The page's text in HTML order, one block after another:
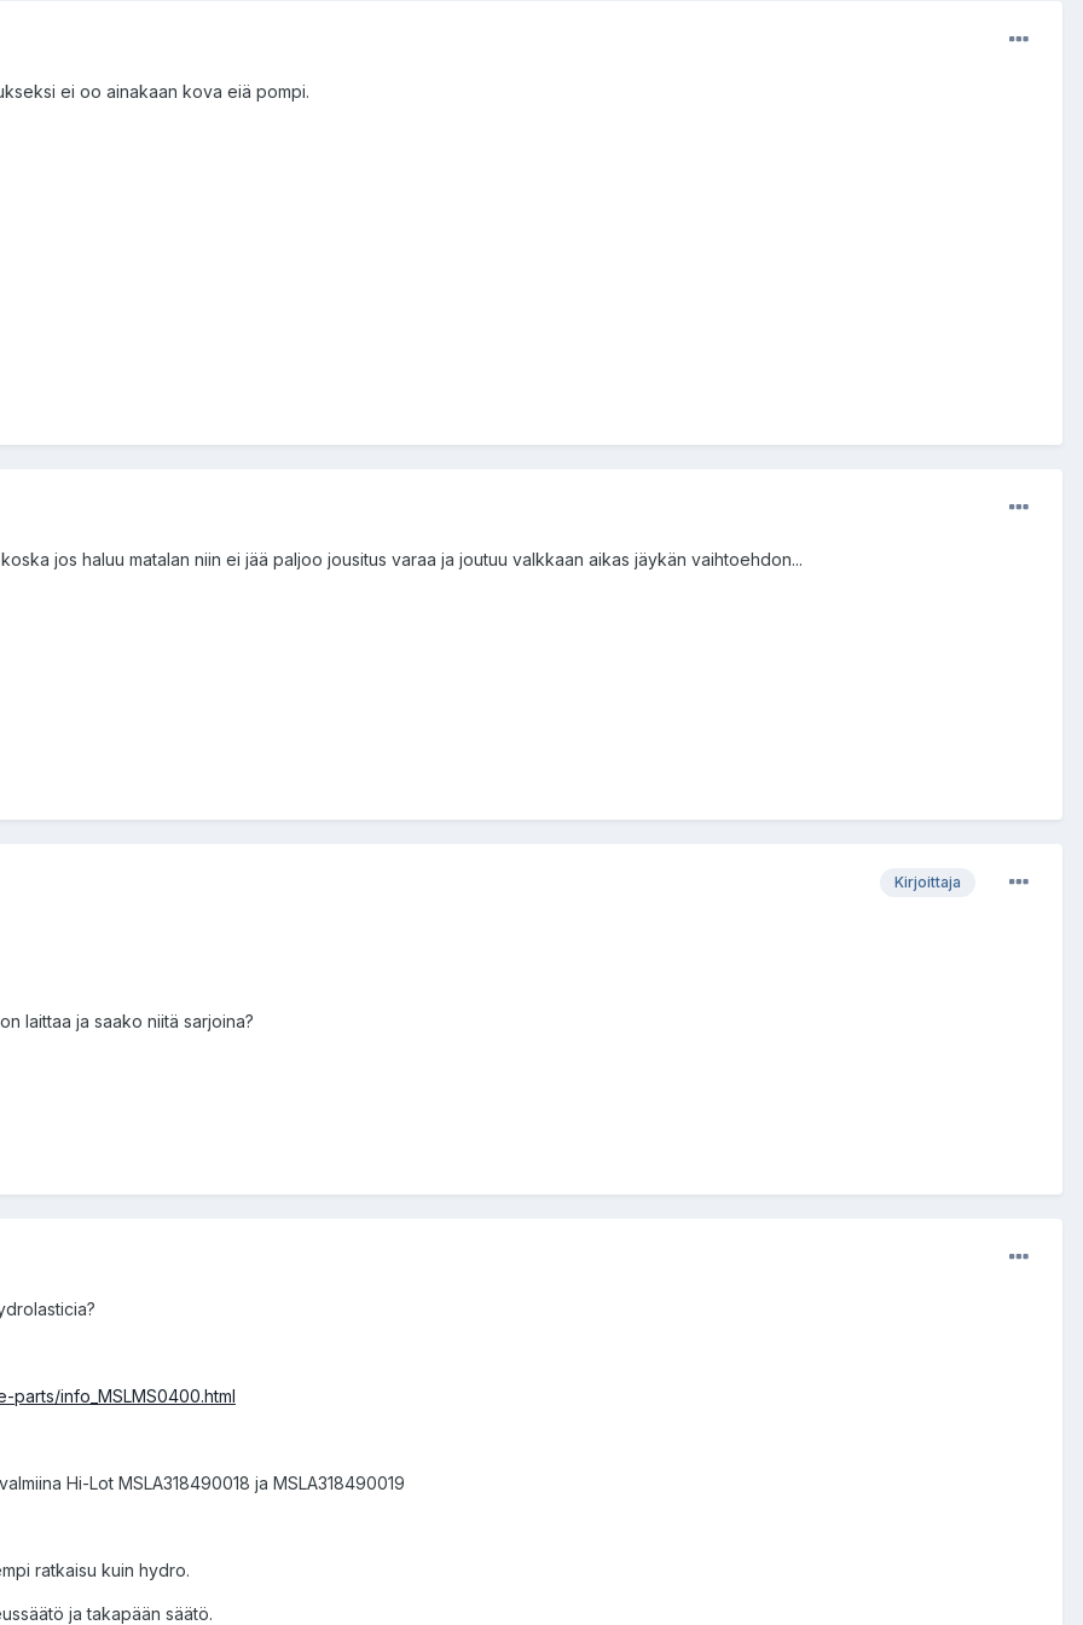
ei oo ainakaan kova eiä pompi.
jos haluu matalan niin ei jää paljoo jousitus varaa ja joutuu valkkaan aikas jäykän vaihtoehdon...
Kirjoittaja
laittaa ja saako niitä sarjoina?
parts/info_MSLMS0400.html
Hi-Lot MSLA318490018 ja MSLA318490019
ratkaisu kuin hydro.
ja takapään säätö.